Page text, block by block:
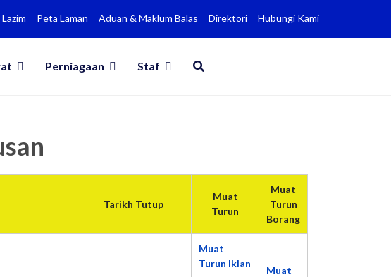
Peta Laman Aduan & Maklum Balas Direktori Hubungi Kami
Perniagaan Staf
Tarikh Tutup
Muat
Turun
Muat
Turun
Borang
Muat
Turun Iklan
Muat